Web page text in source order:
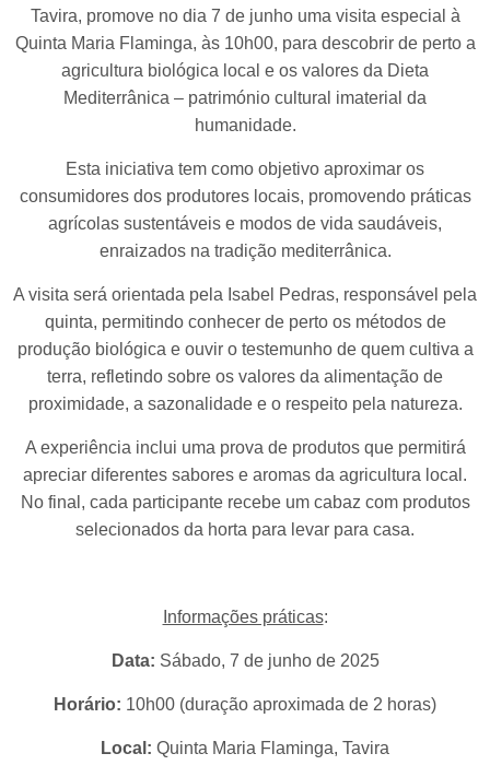
Tavira, promove no dia 7 de junho uma visita especial à
Quinta Maria Flaminga, às 10h00, para descobrir de perto a
agricultura biológica local e os valores da Dieta
Mediterrânica – património cultural imaterial da
humanidade.
Esta iniciativa tem como objetivo aproximar os
consumidores dos produtores locais, promovendo práticas
agrícolas sustentáveis e modos de vida saudáveis,
enraizados na tradição mediterrânica.
A visita será orientada pela Isabel Pedras, responsável pela
quinta, permitindo conhecer de perto os métodos de
produção biológica e ouvir o testemunho de quem cultiva a
terra, refletindo sobre os valores da alimentação de
proximidade, a sazonalidade e o respeito pela natureza.
A experiência inclui uma prova de produtos que permitirá
apreciar diferentes sabores e aromas da agricultura local.
No final, cada participante recebe um cabaz com produtos
selecionados da horta para levar para casa.
Informações práticas:
Data: Sábado, 7 de junho de 2025
Horário: 10h00 (duração aproximada de 2 horas)
Local: Quinta Maria Flaminga, Tavira